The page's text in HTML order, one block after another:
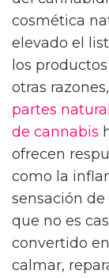
cosmética
elevado el
los
otras
partes
de cannabis
ofrecen
como la
sensación
que no es
convertido
calmar,